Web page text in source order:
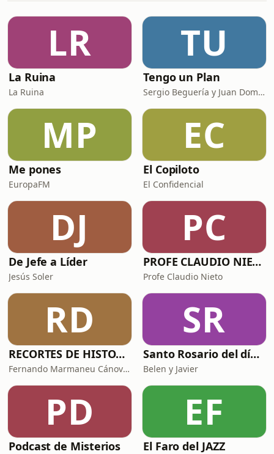
obligaba a los ciudadanos a acortar
sus capas y a doblar en tres picos sus
sombrer
LR
La Ruina
La Ruina
TU
Tengo un Plan
Sergio Beguería y Juan Domínguez
MP
Me pones
EuropaFM
EC
El Copiloto
El Confidencial
DJ
De Jefe a Líder
Jesús Soler
PC
PROFE CLAUDIO NIETO
Profe Claudio Nieto
RD
RECORTES DE HISTORIA Y CIENCIA
Fernando Marmaneu Cánovas
SR
Santo Rosario del día. 🙏 Reza con nosotros en castellano 🇪🇸
Belen y Javier
PD
Podcast de Misterios
EF
El Faro del JAZZ